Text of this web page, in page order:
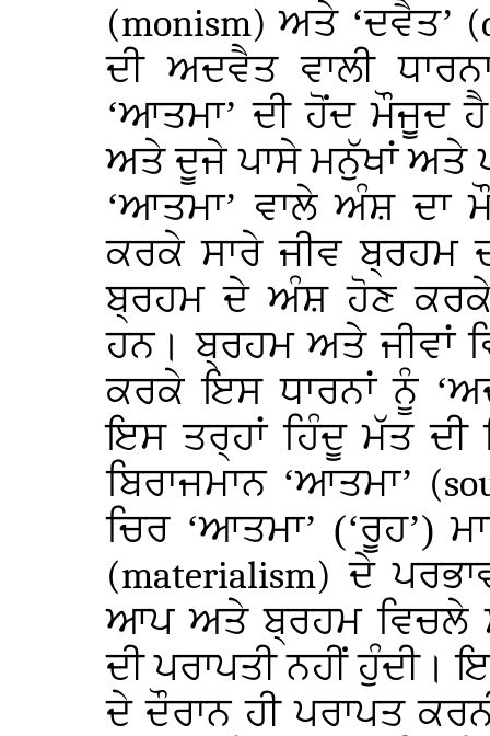
(monism) ਅਤੇ ‘ਦਵੈਤ’
ਦੀ ਅਦਵੈਤ ਵਾਲੀ
‘ਆਤਮਾ’ ਦੀ ਹੋਂਦ ਮੌਜੂਦ ਹੈ
ਅਤੇ ਦੂਜੇ ਪਾਸੇ ਮਨੁੱਖਾਂ ਅਤੇ
‘ਆਤਮਾ’ ਵਾਲੇ ਅੰਸ਼ ਦਾ
ਕਰਕੇ ਸਾਰੇ ਜੀਵ ਬ੍ਰਹਮ
ਬ੍ਰਹਮ ਦੇ ਅੰਸ਼ ਹੋਣ
ਹਨ। ਬ੍ਰਹਮ ਅਤੇ ਜੀਵਾਂ
ਕਰਕੇ ਇਸ ਧਾਰਨਾਂ ਨੂੰ
ਇਸ ਤਰ੍ਹਾਂ ਹਿੰਦੂ ਮੱਤ ਦੀ
ਬਿਰਾਜਮਾਨ ‘ਆਤਮਾ’
ਚਿਰ ‘ਆਤਮਾ’ (‘ਰੂਹ’)
(materialism) ਦੇ
ਆਪ ਅਤੇ ਬ੍ਰਹਮ ਵਿਚਲੇ
ਦੀ ਪਰਾਪਤੀ ਨਹੀਂ
ਦੇ ਦੌਰਾਨ ਹੀ ਪਰਾਪਤ